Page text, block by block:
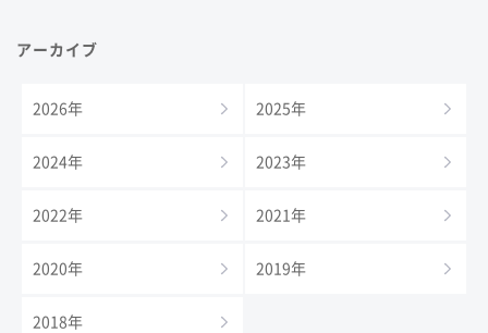
アーカイブ
2026年 2025年
2024年 2023年
2022年 2021年
2020年 2019年
2018年